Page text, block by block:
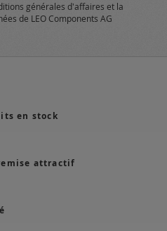
générales d'affaires et la
de LEO Components AG
en stock
attractif